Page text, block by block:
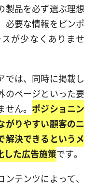
製品を必ず選ぶ理想
必要な情報をピンポ
が少なくありませ
では、同時に掲載し
のページといった要
ん。 ポジショニン
がりやすい顧客のニ
解決できるというメ
した広告施策です。
テンツによって、